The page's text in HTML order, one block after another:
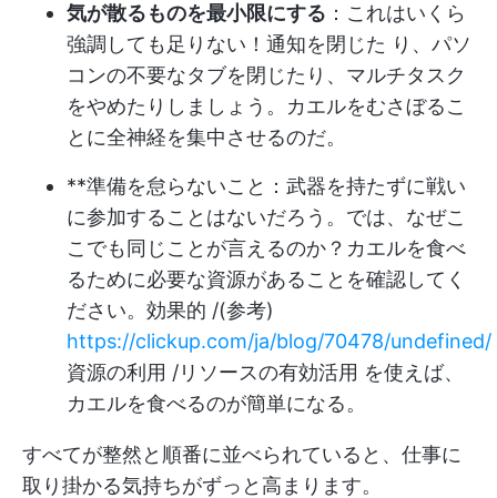
気が散るものを最小限にする ：これはいくら
強調しても足りない！通知を閉じた り、パソ
コンの不要なタブを閉じたり、マルチタスク
をやめたりしましょう。カエルをむさぼるこ
とに全神経を集中させるのだ。
**準備を怠らないこと：武器を持たずに戦い
に参加することはないだろう。では、なぜこ
こでも同じことが言えるのか？カエルを食べ
るために必要な資源があることを確認してく
ださい。効果的 /(参考)
https://clickup.com/ja/blog/70478/undefined/
資源の利用 /リソースの有効活用 を使えば、
カエルを食べるのが簡単になる。
すべてが整然と順番に並べられていると、仕事に
取り掛かる気持ちがずっと高まります。